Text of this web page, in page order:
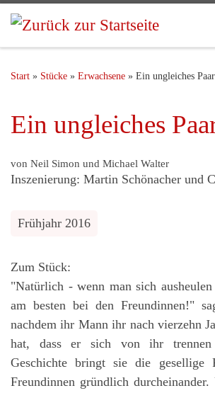
Start » Stücke » Erwachsene » Ein ungleiches Paar
Ein ungleiches
von Neil Simon und Michael Walter
Inszenierung: Martin Schönacher und
Frühjahr 2016
Zum Stück:
"Natürlich - wenn man sich
am besten bei den Freundinnen!"
nachdem ihr Mann ihr nach vierzehn
hat, dass er sich von ihr
Geschichte bringt sie die gesellige
Freundinnen gründlich